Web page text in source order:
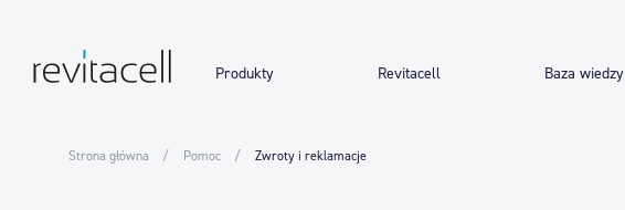
Produkty Revitacell Baza wiedzy
Strona główna Pomoc Zwroty i reklamacje